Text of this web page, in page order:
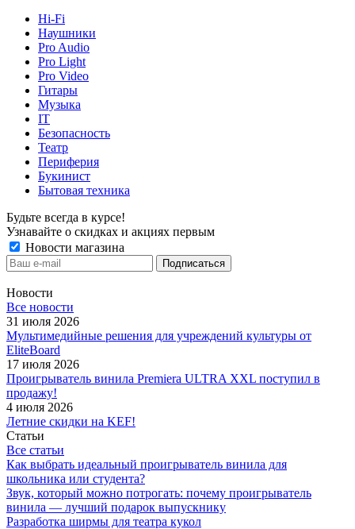
Hi-Fi
Наушники
Pro Audio
Pro Light
Pro Video
Гитары
Музыка
IT
Безопасность
Театр
Периферия
Букинист
Бытовая техника
Будьте всегда в курсе!
Узнавайте о скидках и акциях первым
Новости магазина
Новости
Все новости
31 июля 2026
Мультимедийные решения для учреждений культуры от
EliteBoard
17 июля 2026
Проигрыватель винила Premiera ULTRA XXL поступил в
продажу!
4 июля 2026
Летние скидки на KEF!
Статьи
Все статьи
Как выбрать идеальный проигрыватель винила для
школьника или студента?
Звук, который можно потрогать: почему проигрыватель
винила — лучший подарок выпускнику
Разработка ширмы для театра кукол